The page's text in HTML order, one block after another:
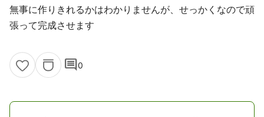
無事に作りきれるかはわかりませんが、せっかくなので頑
張って完成させます
comment0